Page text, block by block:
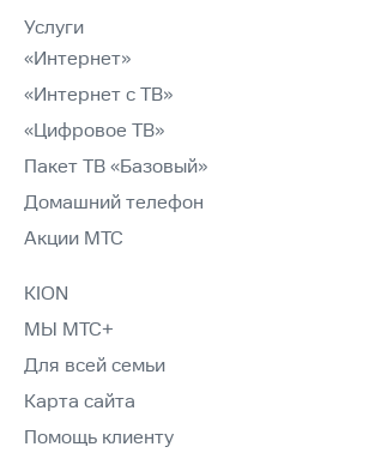
Услуги
«Интернет»
«Интернет с ТВ»
«Цифровое ТВ»
Пакет ТВ «Базовый»
Домашний телефон
Акции МТС
KION
МЫ МТС+
Для всей семьи
Карта сайта
Помощь клиенту